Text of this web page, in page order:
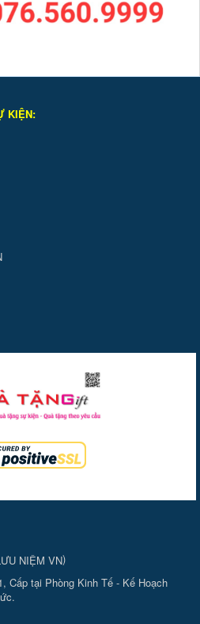
KIỆN:
NIỆM VN)
Cấp tại Phòng Kinh Tế - Kế Hoạch